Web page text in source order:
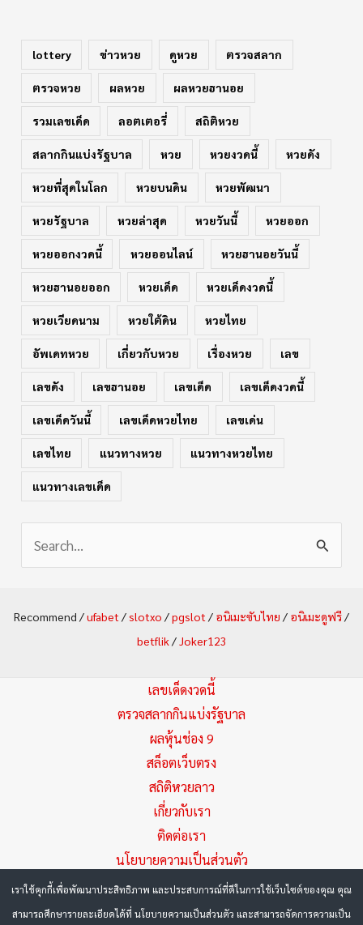
lottery ข่าวหวย ดูหวย ตรวจสลาก
ตรวจหวย ผลหวย ผลหวยฮานอย
รวมเลขเด็ด ลอตเตอรี่ สถิติหวย
สลากกินแบ่งรัฐบาล หวย หวยงวดนี้ หวยดัง
หวยที่สุดในโลก หวยบนดิน หวยพัฒนา
หวยรัฐบาล หวยล่าสุด หวยวันนี้ หวยออก
หวยออกงวดนี้ หวยออนไลน์ หวยฮานอยวันนี้
หวยฮานอยออก หวยเด็ด หวยเด็ดงวดนี้
หวยเวียดนาม หวยใต้ดิน หวยไทย
อัพเดทหวย เกี่ยวกับหวย เรื่องหวย เลข
เลขดัง เลขฮานอย เลขเด็ด เลขเด็ดงวดนี้
เลขเด็ดวันนี้ เลขเด็ดหวยไทย เลขเด่น
เลขไทย แนวทางหวย แนวทางหวยไทย
แนวทางเลขเด็ด
Recommend /ufabet /slotxo /pgslot / อนิเมะซับไทย / อนิเมะดูฟรี/
betflik/Joker123
เลขเด็ดงวดนี้
ตรวจสลากกินแบ่งรัฐบาล
ผลหุ้นช่อง 9
สล็อตเว็บตรง
สถิติหวยลาว
เกี่ยวกับเรา
ติดต่อเรา
นโยบายความเป็นส่วนตัว
Copyright © 2026 Huayza.com หวยเด็ด มัดรวมเลขเด็ด แนวทาง
เราใช้คุกกี้เพื่อพัฒนาประสิทธิภาพ และประสบการณ์ที่ดีในการใช้เว็บไซต์ของคุณ คุณ
สามารถศึกษารายละเอียดได้ที่ นโยบายความเป็นส่วนตัว และสามารถจัดการความเป็น